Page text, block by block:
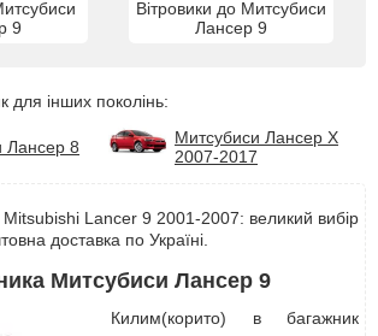
9
Вітровики до Митсубиси
Лансер 9
для інших поколінь:
Лансер 8
Митсубиси Лансер Х
2007-2017
Lancer 9 2001-2007: великий вибір
доставка по Україні.
Митсубиси Лансер 9
Килим(корито) в багажник